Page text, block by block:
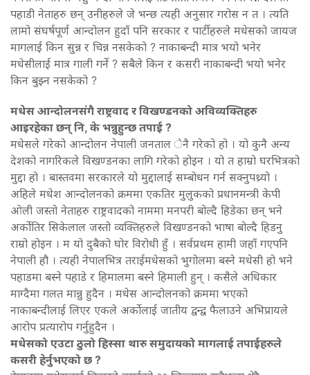
पहाडी नेताहरु छन् उनीहरुले जे भन्छ त्यही अनुसार गरोस न त । त्यति
लामो संघर्षपूर्ण आन्दोलन हुदाँ पनि सरकार र पार्टीहरुले मधेसको जायज
मागलाई किन सुन्न र चिन्न नसकेको ? नाकाबन्दी मात्र भयो भनेर
मधेसीलाई मात्र गाली गर्ने ? सबैले किन र कसरी नाकाबन्दी भयो भनेर
किन बुझ्न नसकेको ?
मधेस आन्दोलनसंगै राष्ट्रवाद र विखण्डनको अविव्यक्तिहरु
आइरहेका छन् नि, के भन्नुहुन्छ तपाई ?
मधेसले गरेको आन्दोलन नेपाली जनताल ेनै गरेको हो । यो कुनै अन्य
देशको नागरिकले विखण्डनका लागि गरेको होइन । यो त हाम्रो घरभित्रको
मुद्दा हो । बास्तवमा सरकारले यो मुद्दालाई सम्बोधन गर्न सक्नुपथ्र्यो ।
अहिले मधेश आन्दोलनको क्रममा एकतिर मुलुकको प्रधानमन्त्री केपी
ओली जस्तो नेताहरु राष्ट्रवादको नाममा मनपरी बोल्दै हिडेका छन् भने
अर्कोतिर सिकेलाल जस्तो व्यक्तिहरुले विखण्डनको भाषा बोल्दै हिडनु
राम्रो होइन । म यो दुबैको घोर विरोधी हुँ । सर्वप्रथम हामी जहाँ गएपनि
नेपाली हौ । त्यही नेपालभित्र तराईमधेसको भुगोलमा बस्ने मधेसी हो भने
पहाडमा बस्ने पहाडे र हिमालमा बस्ने हिमाली हुन् । कसैले अधिकार
माग्दैमा गलत मान्नु हुदैन । मधेस आन्दोलनको क्रममा भएको
नाकाबन्दीलाई लिएर एकले अर्कोलाई जातीय द्वन्द्व फैलाउने अभिप्रायले
आरोप प्रत्यारोप गर्नुहुदैन ।
मधेसको एउटा ठुलो हिस्सा थारु समुदायको मागलाई तपाईहरुले
कसरी हेर्नुभएको छ ?